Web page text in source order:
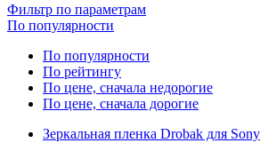
Фильтр по параметрам
По популярности
По популярности
По рейтингу
По цене, сначала недорогие
По цене, сначала дорогие
Зеркальная пленка Drobak для